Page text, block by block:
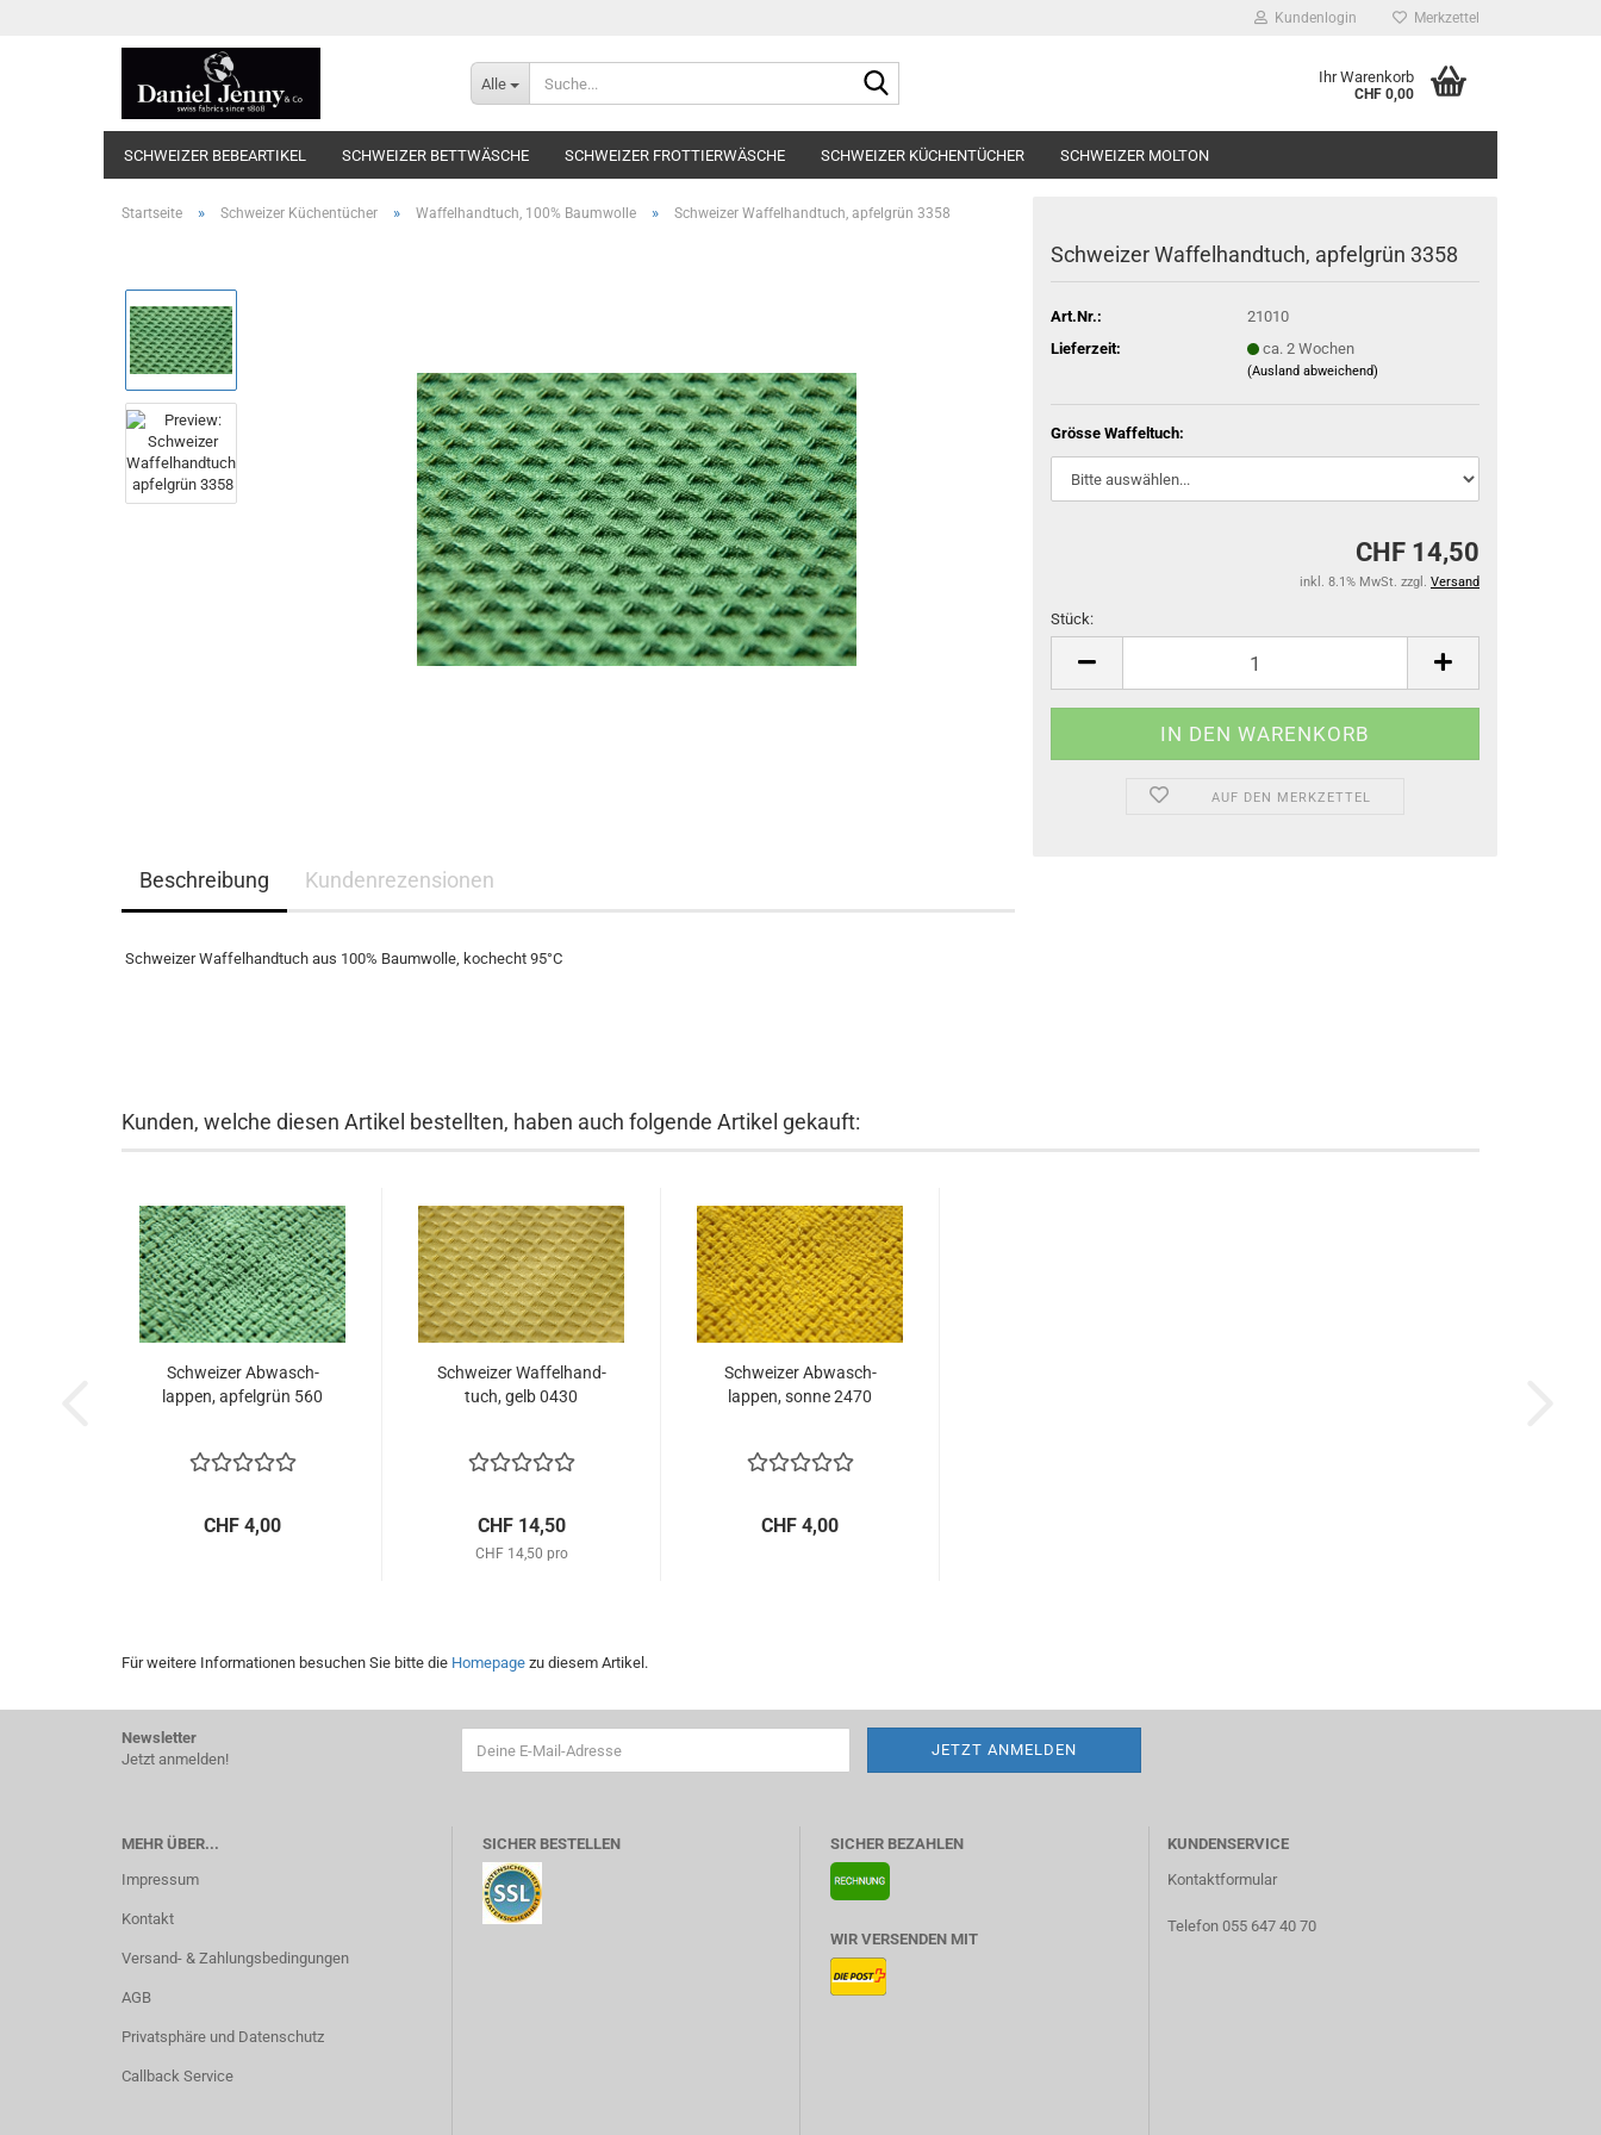
Kundenlogin Merkzettel
Alle Ihr Warenkorb
CHF 0,00
SCHWEIZER BEBEARTIKEL SCHWEIZER BETTWÄSCHE SCHWEIZER FROTTIERWÄSCHE SCHWEIZER KÜCHENTÜCHER SCHWEIZER MOLTON
Startseite » Schweizer Küchentücher » Waffelhandtuch, 100% Baumwolle » Schweizer Waffelhandtuch, apfelgrün 3358
Schwei­zer Waf­fel­hand­tuch, ap­fel­grün 3358
Art.Nr.:
21010
Lieferzeit:
ca. 2 Wochen
(Ausland abweichend)
Grösse Waffeltuch:
CHF 14,50
inkl. 8.1% MwSt. zzgl. Versand
Stück:
Stück
AUF DEN MERKZETTEL
Beschreibung Kundenrezensionen
Schweizer Waffelhandtuch aus 100% Baumwolle, kochecht 95°C
Kunden, welche diesen Artikel bestellten, haben auch folgende Artikel gekauft:
Schwei­zer Ab­wasch­
lap­pen, ap­fel­grün 560
CHF 4,00
Schwei­zer Waf­fel­hand­
tuch, gelb 0430
CHF 14,50
CHF 14,50 pro
Schwei­zer Ab­wasch­
lap­pen, sonne 2470
CHF 4,00
Für weitere Informationen besuchen Sie bitte die Homepage zu diesem Artikel.
Newsletter
Jetzt anmelden!
MEHR ÜBER...
Impressum
Kontakt
Versand- & Zahlungsbedingungen
AGB
Privatsphäre und Datenschutz
Callback Service
SICHER BESTELLEN SICHER BEZAHLEN
WIR VERSENDEN MIT
KUNDENSERVICE
Kontaktformular
Telefon 055 647 40 70